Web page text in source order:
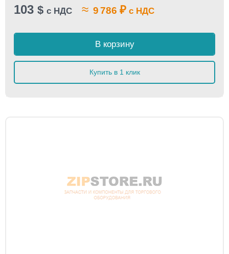
103 $ с НДС ≈ 9 786 ₽ с НДС
В корзину
Купить в 1 клик